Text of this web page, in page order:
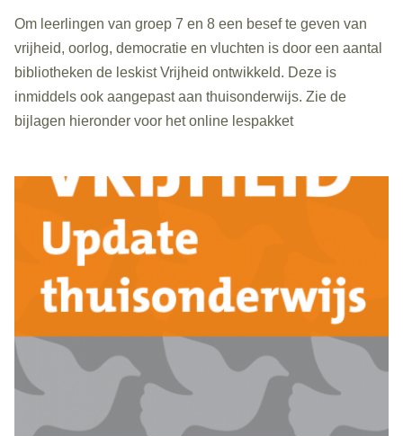
Om leerlingen van groep 7 en 8 een besef te geven van
vrijheid, oorlog, democratie en vluchten is door een aantal
bibliotheken de leskist Vrijheid ontwikkeld. Deze is
inmiddels ook aangepast aan thuisonderwijs. Zie de
bijlagen hieronder voor het online lespakket